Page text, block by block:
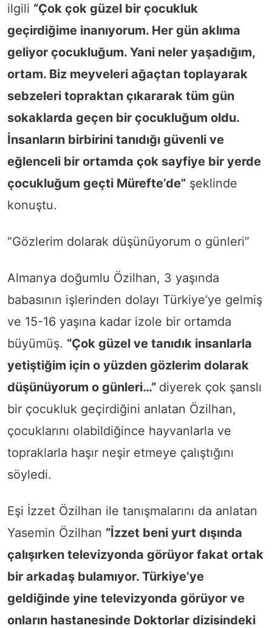
ilgili “Çok çok güzel bir çocukluk
geçirdiğime inanıyorum. Her gün aklıma
geliyor çocukluğum. Yani neler yaşadığım,
ortam. Biz meyveleri ağaçtan toplayarak
sebzeleri topraktan çıkararak tüm gün
sokaklarda geçen bir çocukluğum oldu.
İnsanların birbirini tanıdığı güvenli ve
eğlenceli bir ortamda çok sayfiye bir yerde
çocukluğum geçti Mürefte’de” şeklinde
konuştu.
“Gözlerim dolarak düşünüyorum o günleri”
Almanya doğumlu Özilhan, 3 yaşında
babasının işlerinden dolayı Türkiye’ye gelmiş
ve 15-16 yaşına kadar izole bir ortamda
büyümüş. “Çok güzel ve tanıdık insanlarla
yetiştiğim için o yüzden gözlerim dolarak
düşünüyorum o günleri…” diyerek çok şanslı
bir çocukluk geçirdiğini anlatan Özilhan,
çocuklarını olabildiğince hayvanlarla ve
topraklarla haşır neşir etmeye çalıştığını
söyledi.
Eşi İzzet Özilhan ile tanışmalarını da anlatan
Yasemin Özilhan “İzzet beni yurt dışında
çalışırken televizyonda görüyor fakat ortak
bir arkadaş bulamıyor. Türkiye’ye
geldiğinde yine televizyonda görüyor ve
onların hastanesinde Doktorlar dizisindeki